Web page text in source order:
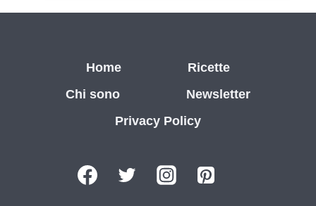
Home
Ricette
Chi sono
Newsletter
Privacy Policy